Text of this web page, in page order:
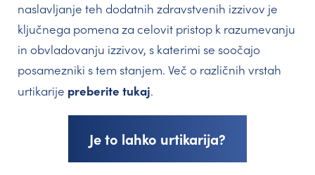
naslavljanje teh dodatnih zdravstvenih izzivov je
ključnega pomena za celovit pristop k razumevanju
in obvladovanju izzivov, s katerimi se soočajo
posamezniki s tem stanjem. Več o različnih vrstah
urtikarije preberite tukaj.
Je to lahko urtikarija?